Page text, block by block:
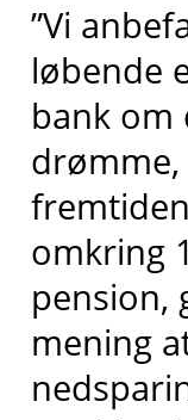
”Vi
løbende
bank om
omkring
pension,
mening